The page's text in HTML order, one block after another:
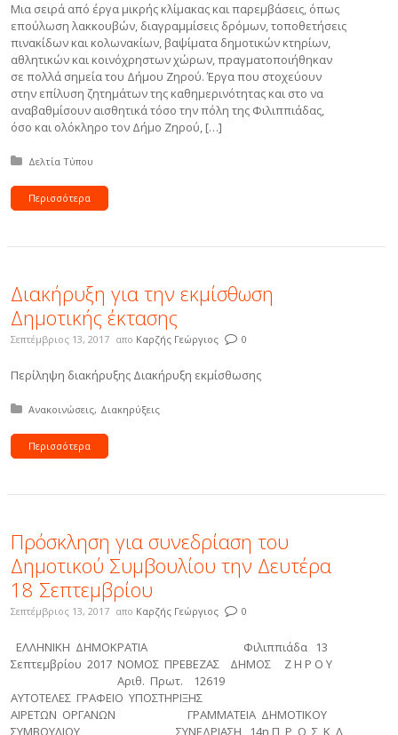
Μια σειρά από έργα μικρής κλίμακας και παρεμβάσεις, όπως
επούλωση λακκουβών, διαγραμμίσεις δρόμων, τοποθετήσεις
πινακίδων και κολωνακίων, βαψίματα δημοτικών κτηρίων,
αθλητικών και κοινόχρηστων χώρων, πραγματοποιήθηκαν
σε πολλά σημεία του Δήμου Ζηρού. Έργα που στοχεύουν
στην επίλυση ζητημάτων της καθημερινότητας και στο να
αναβαθμίσουν αισθητικά τόσο την πόλη της Φιλιππιάδας,
όσο και ολόκληρο τον Δήμο Ζηρού, […]
Δημοσιεύτηκε σε:
Δελτία Τύπου
Περισσότερα
Διακήρυξη για την εκμίσθωση
Δημοτικής έκτασης
Σεπτέμβριος 13, 2017 απο Καρζής Γεώργιος 0
Περίληψη διακήρυξης Διακήρυξη εκμίσθωσης
Δημοσιεύτηκε σε:
Ανακοινώσεις Διακηρύξεις
Περισσότερα
Πρόσκληση για συνεδρίαση του
Δημοτικού Συμβουλίου την Δευτέρα
18 Σεπτεμβρίου
Σεπτέμβριος 13, 2017 απο Καρζής Γεώργιος 0
ΕΛΛΗΝΙΚΗ ΔΗΜΟΚΡΑΤΙΑ Φιλιππιάδα 13
Σεπτεμβρίου 2017 ΝΟΜΟΣ ΠΡΕΒΕΖΑΣ ΔΗΜΟΣ Ζ Η Ρ Ο Υ
Αριθ. Πρωτ. 12619
ΑΥΤΟΤΕΛΕΣ ΓΡΑΦΕΙΟ ΥΠΟΣΤΗΡΙΞΗΣ
ΑΙΡΕΤΩΝ ΟΡΓΑΝΩΝ ΓΡΑΜΜΑΤΕΙΑ ΔΗΜΟΤΙΚΟΥ
ΣΥΜΒΟΥΛΙΟΥ ΣΥΝΕΔΡΙΑΣΗ 14η Π Ρ Ο Σ Κ Λ